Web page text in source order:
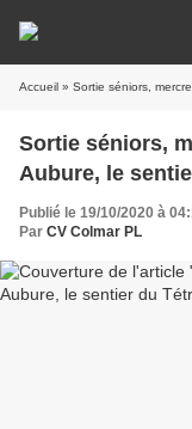
Accueil » Sortie séniors,
Sortie séniors,
Aubure, le
Publié le 19/10/2020 à
Par CV Colmar PL